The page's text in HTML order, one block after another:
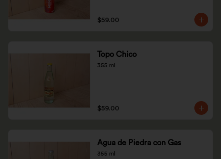
$59.00
Topo Chico
355 ml
$59.00
Agua de Piedra con Gas
355 ml